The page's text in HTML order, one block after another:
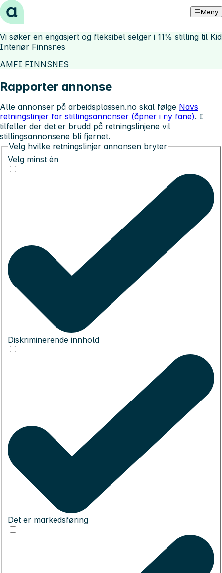
Hopp til innhold Meny
Vi søker en engasjert og fleksibel selger i 11% stilling til Kid
Interiør Finnsnes
AMFI FINNSNES
Rapporter annonse
Alle annonser på arbeidsplassen.no skal følge Navs
retningslinjer for stillingsannonser (åpner i ny fane). I
tilfeller der det er brudd på retningslinjene vil
stillingsannonsene bli fjernet.
Velg hvilke retningslinjer annonsen bryter
Velg minst én
Diskriminerende innhold
Det er markedsføring